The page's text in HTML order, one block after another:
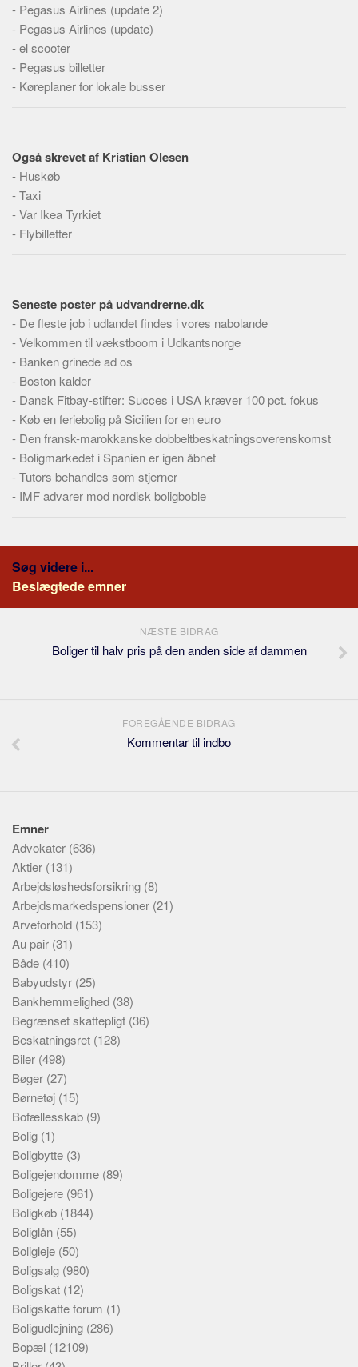
Aspekter
Køb og salg
Økonomi
Jura og regler
Praktisk
Alle
Meta
Skribenter
Personer
Steder
Kilder
Om
Webstedet
Forhistorien
Redigering
Hjælp
- Pegasus Airlines (update 2)
- Pegasus Airlines (update)
-el scooter
- Pegasus billetter
- Køreplaner for lokale busser
Også skrevet af Kristian Olesen
- Huskøb
-Taxi
-Var Ikea Tyrkiet
- Flybilletter
Seneste poster på udvandrerne.dk
- De fleste job i udlandet findes i vores nabolande
-Velkommen til vækstboom i Udkantsnorge
- Banken grinede ad os
- Boston kalder
- Dansk Fitbay-stifter: Succes i USA kræver 100 pct. fokus
- Køb en feriebolig på Sicilien for en euro
- Den fransk-marokkanske dobbeltbeskatningsoverenskomst
- Boligmarkedet i Spanien er igen åbnet
-Tutors behandles som stjerner
- IMF advarer mod nordisk boligboble
Søg videre i...
Beslægtede emner
NÆSTE BIDRAG
Boliger til halv pris på den anden side af dammen
FOREGÅENDE BIDRAG
Kommentar til indbo
Emner
Advokater (636)
Aktier (131)
Arbejdsløshedsforsikring (8)
Arbejdsmarkedspensioner (21)
Arveforhold (153)
Au pair (31)
Både (410)
Babyudstyr (25)
Bankhemmelighed (38)
Begrænset skattepligt (36)
Beskatningsret (128)
Biler (498)
Bøger (27)
Børnetøj (15)
Bofællesskab (9)
Bolig (1)
Boligbytte (3)
Boligejendomme (89)
Boligejere (961)
Boligkøb (1844)
Boliglån (55)
Boligleje (50)
Boligsalg (980)
Boligskat (12)
Boligskatte forum (1)
Boligudlejning (286)
Bopæl (12109)